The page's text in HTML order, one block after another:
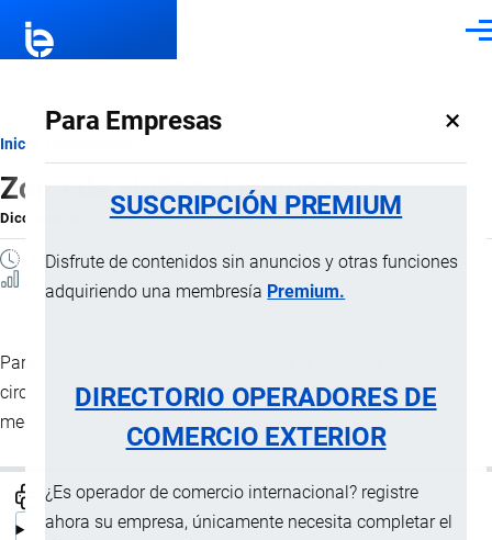
Para Empresas ×
SUSCRIPCIÓN PREMIUM
Disfrute de contenidos sin anuncios y otras funciones
adquiriendo una membresía Premium.
DIRECTORIO OPERADORES DE
COMERCIO EXTERIOR
¿Es operador de comercio internacional? registre
ahora su empresa, únicamente necesita completar el
Ruta
de
navegación
Inicio
Zona de vigilancia aduanera
Diccionario porImportaciones …, 8 Septiembre, 2024
1 MINUTO
Parte del
circulación de las mercancías pueden estar sometidas a
medidas especiales decontrol aduanero.